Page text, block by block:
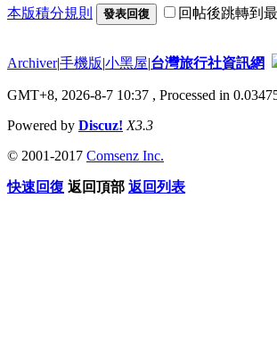
本版積分規則 發表回復 回帖後跳轉到
Archiver|手機版|小黑屋|台灣旅行社資訊網
GMT+8, 2026-8-7 10:37 , Processed in
Powered by Discuz! X3.3
© 2001-2017 Comsenz Inc.
快速回復 返回頂部 返回列表